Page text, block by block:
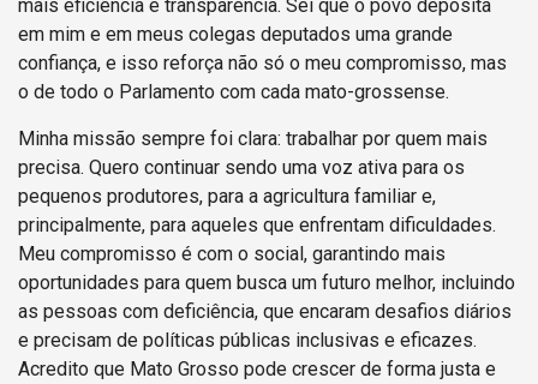
mais eficiência e transparência. Sei que o povo deposita
em mim e em meus colegas deputados uma grande
confiança, e isso reforça não só o meu compromisso, mas
o de todo o Parlamento com cada mato-grossense.
Minha missão sempre foi clara: trabalhar por quem mais
precisa. Quero continuar sendo uma voz ativa para os
pequenos produtores, para a agricultura familiar e,
principalmente, para aqueles que enfrentam dificuldades.
Meu compromisso é com o social, garantindo mais
oportunidades para quem busca um futuro melhor, incluindo
as pessoas com deficiência, que encaram desafios diários
e precisam de políticas públicas inclusivas e eficazes.
Acredito que Mato Grosso pode crescer de forma justa e